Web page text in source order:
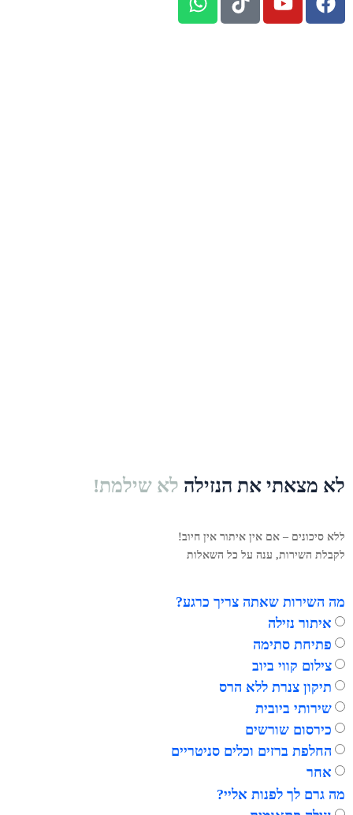
לא מצאתי את הנזילה לא שילמת!
ללא סיכונים – אם אין איתור אין חיוב!
לקבלת השירות, ענה על כל השאלות
מה השירות שאתה צריך כרגע?
איתור נזילה
פתיחת סתימה
צילום קווי ביוב
תיקון צנרת ללא הרס
שירותי ביובית
כירסום שורשים
החלפת ברזים וכלים סניטריים
אחר
מה גרם לך לפנות אליי?